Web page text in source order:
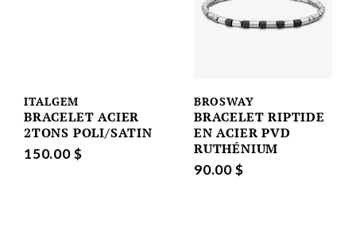
ITALGEM
BRACELET ACIER
2TONS POLI/SATIN
150.00 $
BROSWAY
BRACELET RIPTIDE
EN ACIER PVD
RUTHÉNIUM
90.00 $